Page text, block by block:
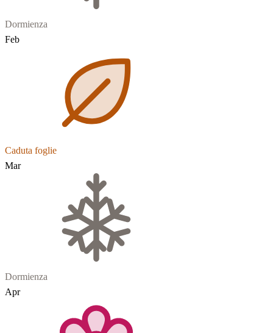
Dormienza
Feb
Caduta foglie
Mar
Dormienza
Apr